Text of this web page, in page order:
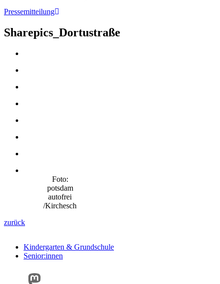
Pressemitteilung
Sharepics_Dortustraße
Foto:
potsdam
autofrei
/Kirchesch
zurück
Kindergarten & Grundschule
Senior:innen